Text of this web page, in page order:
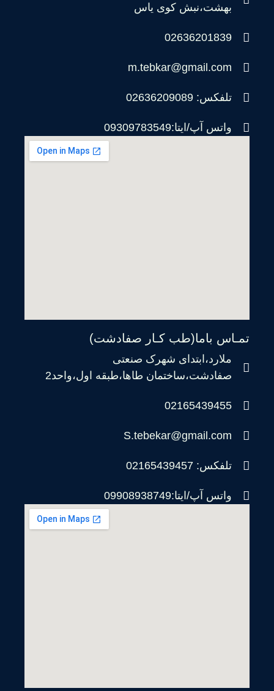
بهشت،نبش کوی یاس
02636201839
m.tebkar@gmail.com
تلفکس: 02636209089
واتس آپ/ایتا:09309783549
تمـاس باما(طب کـار صفادشت)
ملارد،ابتدای شهرک صنعتی
صفادشت،ساختمان طاها،طبقه اول،واحد2
02165439455
S.tebekar@gmail.com
تلفکس: 02165439457
واتس آپ/ایتا:09908938749